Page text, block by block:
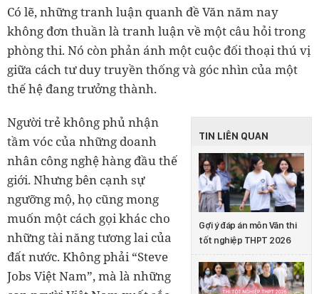
Có lẽ, những tranh luận quanh đề Văn năm nay
không đơn thuần là tranh luận về một câu hỏi trong
phòng thi. Nó còn phản ánh một cuộc đối thoại thú vị
giữa cách tư duy truyền thống và góc nhìn của một
thế hệ đang trưởng thành.
TIN LIÊN QUAN
Gợi ý đáp án môn Văn thi
tốt nghiệp THPT 2026
Người trẻ không phủ nhận
tầm vóc của những doanh
nhân công nghệ hàng đầu thế
giới. Nhưng bên cạnh sự
ngưỡng mộ, họ cũng mong
muốn một cách gọi khác cho
những tài năng tương lai của
đất nước. Không phải “Steve
Jobs Việt Nam”, mà là những